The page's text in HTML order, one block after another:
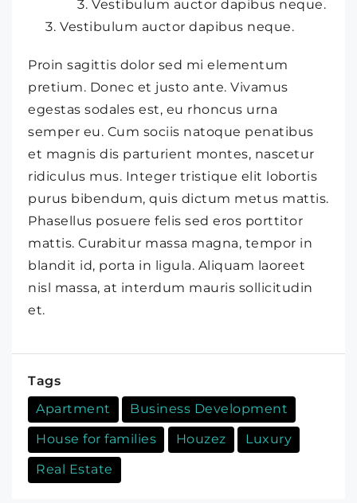
Vestibulum auctor dapibus neque.
Vestibulum auctor dapibus neque.
Proin sagittis dolor sed mi elementum
pretium. Donec et justo ante. Vivamus
egestas sodales est, eu rhoncus urna
semper eu. Cum sociis natoque penatibus
et magnis dis parturient montes, nascetur
ridiculus mus. Integer tristique elit lobortis
purus bibendum, quis dictum metus mattis.
Phasellus posuere felis sed eros porttitor
mattis. Curabitur massa magna, tempor in
blandit id, porta in ligula. Aliquam laoreet
nisl massa, at interdum mauris sollicitudin
et.
Tags
Apartment
Business Development
House for families
Houzez
Luxury
Real Estate